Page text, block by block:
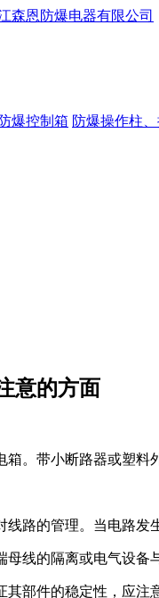
防爆控制箱 防爆操作柱
意的方面
箱。带小断路器或塑料
的管理。当电路发生
的隔离或电气设备
件的稳定性，应注意